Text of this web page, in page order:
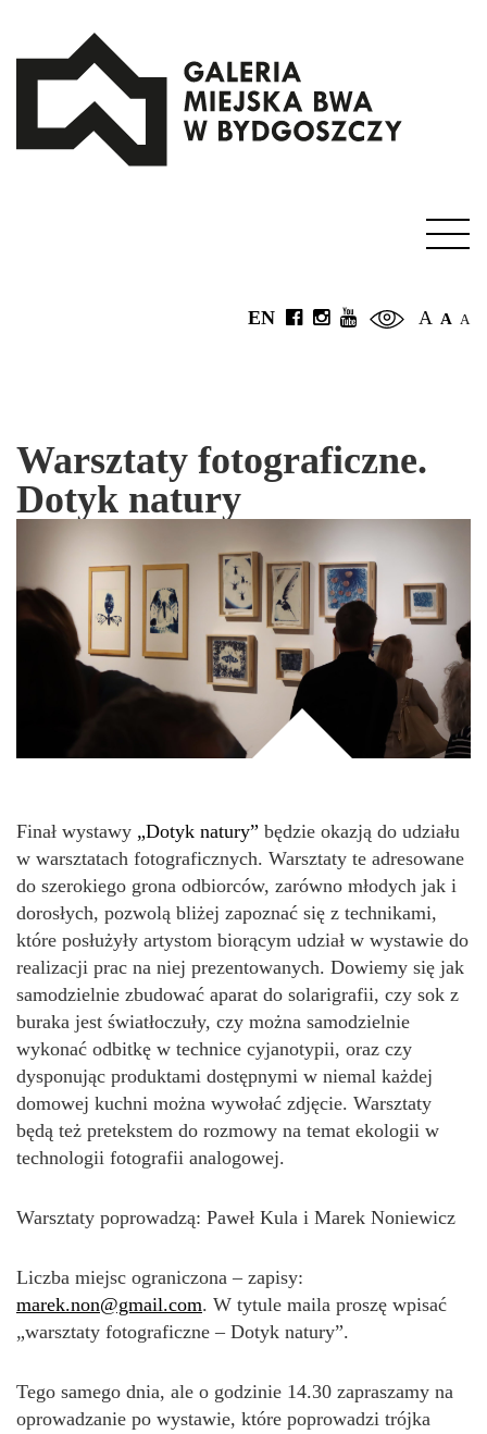
A A A
EN
Warsztaty fotograficzne.
Dotyk natury
Finał wystawy „Dotyk natury” będzie okazją do udziału
w warsztatach fotograficznych. Warsztaty te adresowane
do szerokiego grona odbiorców, zarówno młodych jak i
dorosłych, pozwolą bliżej zapoznać się z technikami,
które posłużyły artystom biorącym udział w wystawie do
realizacji prac na niej prezentowanych. Dowiemy się jak
samodzielnie zbudować aparat do solarigrafii, czy sok z
buraka jest światłoczuły, czy można samodzielnie
wykonać odbitkę w technice cyjanotypii, oraz czy
dysponując produktami dostępnymi w niemal każdej
domowej kuchni można wywołać zdjęcie. Warsztaty
będą też pretekstem do rozmowy na temat ekologii w
technologii fotografii analogowej.
Warsztaty poprowadzą: Paweł Kula i Marek Noniewicz
Liczba miejsc ograniczona – zapisy:
marek.non@gmail.com. W tytule maila proszę wpisać
„warsztaty fotograficzne – Dotyk natury”.
Tego samego dnia, ale o godzinie 14.30 zapraszamy na
oprowadzanie po wystawie, które poprowadzi trójka